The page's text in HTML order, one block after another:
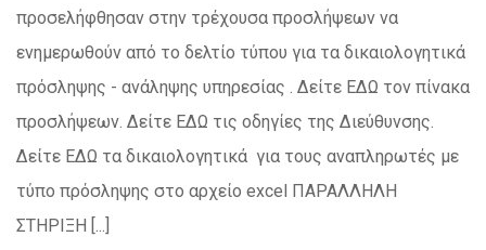
προσελήφθησαν στην τρέχουσα προσλήψεων να
ενημερωθούν από το δελτίο τύπου για τα δικαιολογητικά
πρόσληψης - ανάληψης υπηρεσίας . Δείτε ΕΔΩ τον πίνακα
προσλήψεων. Δείτε ΕΔΩ τις οδηγίες της Διεύθυνσης.
Δείτε ΕΔΩ τα δικαιολογητικά για τους αναπληρωτές με
τύπο πρόσληψης στο αρχείο excel ΠΑΡΑΛΛΗΛΗ
ΣΤΗΡΙΞΗ [...]